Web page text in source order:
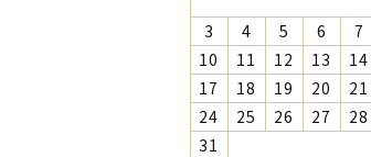
3
4 5 6 7
10
11 12 13 14
17
18 19 20 21
24
25 26 27 28
31